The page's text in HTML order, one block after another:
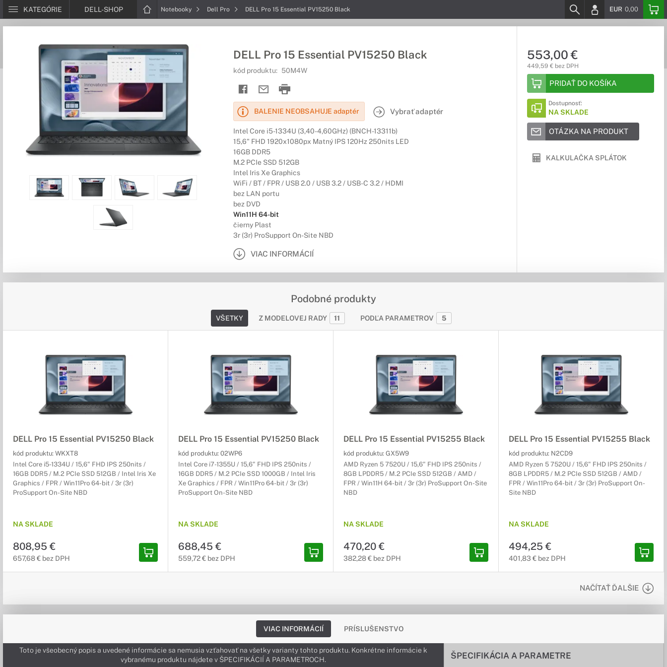
KATEGÓRIE DELL-SHOP Notebooky Dell Pro DELL Pro 15 Essential PV15250 Black EUR 0,00
DELL Pro 15 Essential PV15250 Black
kód produktu: 50M4W
BALENIE NEOBSAHUJE adaptér Vybrať adaptér
Intel Core i5-1334U (3,40-4,60GHz) (BNCH-13311b)
15,6" FHD 1920x1080px Matný IPS 120Hz 250nits LED
16GB DDR5
M.2 PCIe SSD 512GB
Intel Iris Xe Graphics
WiFi / BT / FPR / USB 2.0 / USB 3.2 / USB-C 3.2 / HDMI
bez LAN portu
bez DVD
Win11H 64-bit
čierny Plast
3r (3r) ProSupport On-Site NBD
VIAC INFORMÁCIÍ
553,00 €
449,59 € bez DPH
PRIDAŤ DO KOŠÍKA
Dostupnosť:
NA SKLADE
OTÁZKA NA PRODUKT
KALKULAČKA SPLÁTOK
Podobné produkty
VŠETKY Z MODELOVEJ RADY 11 PODĽA PARAMETROV 5
DELL Pro 15 Essential PV15250 Black
kód produktu: WKXT8
Intel Core i5-1334U / 15,6" FHD IPS 250nits /
16GB DDR5 / M.2 PCIe SSD 512GB / Intel Iris Xe
Graphics / FPR / Win11Pro 64-bit / 3r (3r)
ProSupport On-Site NBD
NA SKLADE
808,95 €
657,68 € bez DPH
DELL Pro 15 Essential PV15250 Black
kód produktu: 02WP6
Intel Core i7-1355U / 15,6" FHD IPS 250nits /
16GB DDR5 / M.2 PCIe SSD 1000GB / Intel Iris
Xe Graphics / FPR / Win11Pro 64-bit / 3r (3r)
ProSupport On-Site NBD
NA SKLADE
688,45 €
559,72 € bez DPH
DELL Pro 15 Essential PV15255 Black
kód produktu: GX5W9
AMD Ryzen 5 7520U / 15,6" FHD IPS 250nits /
8GB LPDDR5 / M.2 PCIe SSD 512GB / AMD /
FPR / Win11H 64-bit / 3r (3r) ProSupport On-Site
NBD
NA SKLADE
470,20 €
382,28 € bez DPH
DELL Pro 15 Essential PV15255 Black
kód produktu: N2CD9
AMD Ryzen 5 7520U / 15,6" FHD IPS 250nits /
8GB LPDDR5 / M.2 PCIe SSD 512GB / AMD /
FPR / Win11Pro 64-bit / 3r (3r) ProSupport On-
Site NBD
NA SKLADE
494,25 €
401,83 € bez DPH
NAČÍTAŤ ĎALŠIE
VIAC INFORMÁCIÍ PRÍSLUŠENSTVO
ŠPECIFIKÁCIA A PARAMETRE
Toto je všeobecný popis a uvedené informácie sa nemusia vzťahovať na všetky varianty tohto produktu. Konkrétne informácie k
vybranému produktu nájdete v ŠPECIFIKÁCIÍ A PARAMETROCH.